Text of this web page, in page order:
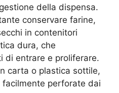
della dispensa.
conservare farine,
in contenitori
dura, che
di entrare e proliferare.
carta o plastica sottile,
perforate dai